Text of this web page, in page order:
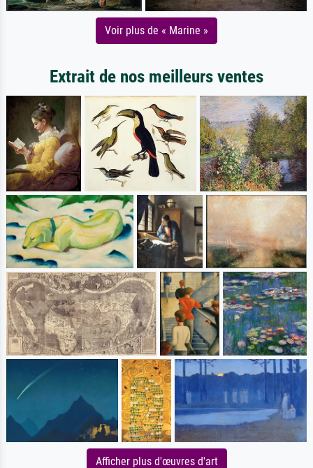
Voir plus de « Marine »
Extrait de nos meilleurs ventes
Afficher plus d'œuvres d'art